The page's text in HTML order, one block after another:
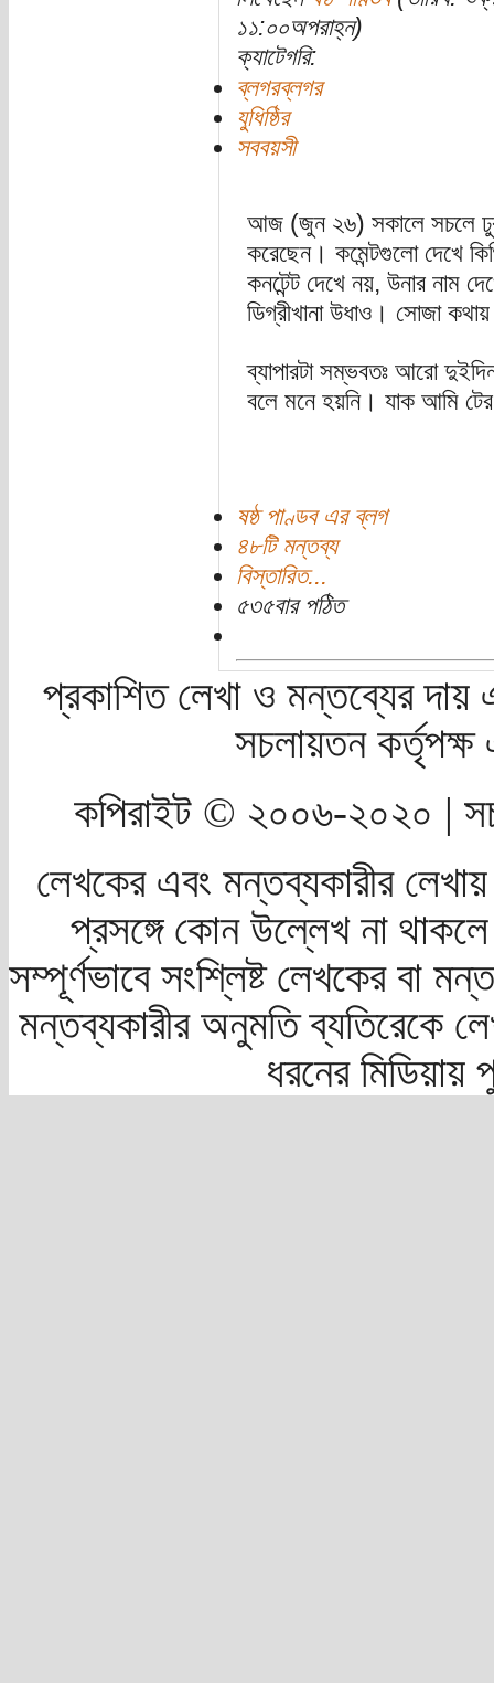
১১:০০অপরাহ্ন)
ক্যাটেগরি:
ব্লগরব্লগর
যুধিষ্ঠির
সববয়সী
আজ (জুন ২৬) সকালে সচলে
করেছেন। কমেন্টগুলো দেখে
কনটেন্ট দেখে নয়, উনার নাম
ডিগ্রীখানা উধাও। সোজা
ব্যাপারটা সম্ভবতঃ আরো
বলে মনে হয়নি। যাক আমি
ষষ্ঠ পাণ্ডব এর ব্লগ
৪৮টি মন্তব্য
বিস্তারিত...
৫৩৫বার পঠিত
প্রকাশিত লেখা ও মন্তব্যের দায়
সচলায়তন
কপিরাইট © ২০০৬-২০২০ |
লেখকের এবং মন্তব্যকারীর
প্রসঙ্গে কোন উল্লেখ না
সম্পূর্ণভাবে সংশ্লিষ্ট লেখকের বা
মন্তব্যকারীর অনুমতি ব্যতিরেকে
ধরনের মিডিয়ায়